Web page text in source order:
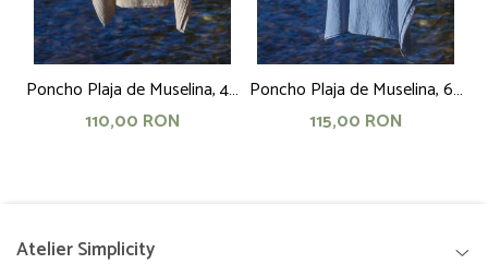
Poncho Plaja de Muselina, 4 -
5 ani, 60 cm, bej
110,00 RON
Poncho Plaja de Muselina, 6 -
8 ani, 70 cm, bleu
115,00 RON
Atelier Simplicity